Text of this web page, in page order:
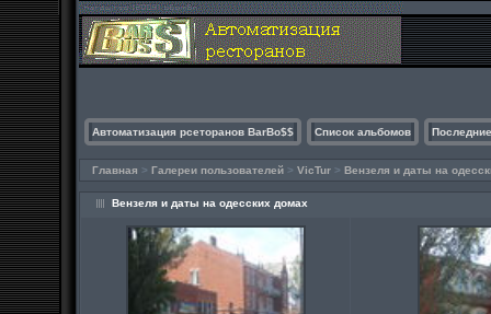
Автоматизация рсеторанов BarBo$$ Список альбомов
Главная > Галереи пользователей > VicTur > Вензеля и даты на
Вензеля и даты на одесских домах